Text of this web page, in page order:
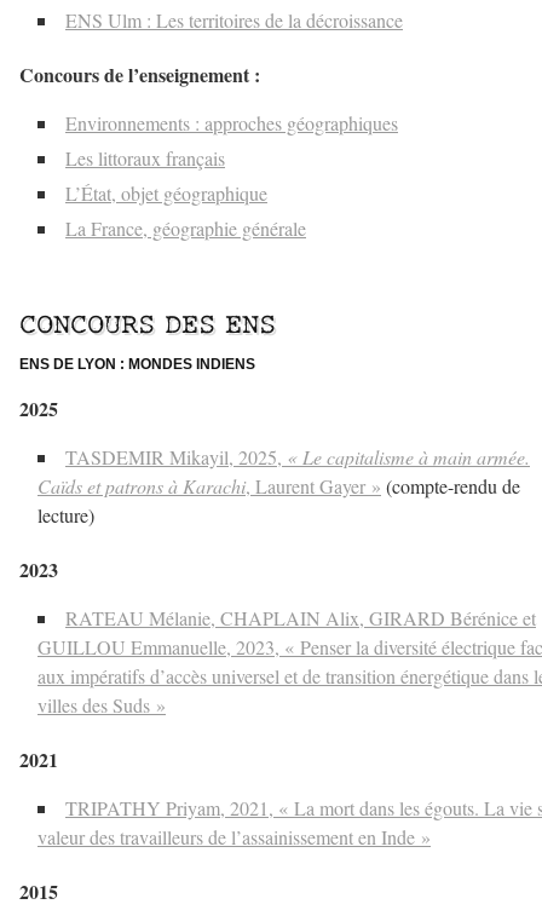
ENS Ulm : Les territoires de la décroissance
Concours de l’enseignement :
Environnements : approches géographiques
Les littoraux français
L’État, objet géographique
La France, géographie générale
CONCOURS DES ENS
ENS DE LYON : MONDES INDIENS
2025
TASDEMIR Mikayil, 2025, « Le capitalisme à main armée.
Caïds et patrons à Karachi, Laurent Gayer » (compte-rendu de
lecture)
2023
RATEAU Mélanie, CHAPLAIN Alix, GIRARD Bérénice et
GUILLOU Emmanuelle, 2023, « Penser la diversité électrique
aux impératifs d’accès universel et de transition énergétique dans
villes des Suds »
2021
TRIPATHY Priyam, 2021, « La mort dans les égouts. La vie
valeur des travailleurs de l’assainissement en Inde »
2015